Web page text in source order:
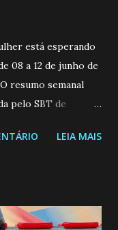
está esperando
08 a 12 de junho de
resumo semanal
pelo SBT de
06/26 a 14/06/26
ser o tipo de
LEIA MAIS